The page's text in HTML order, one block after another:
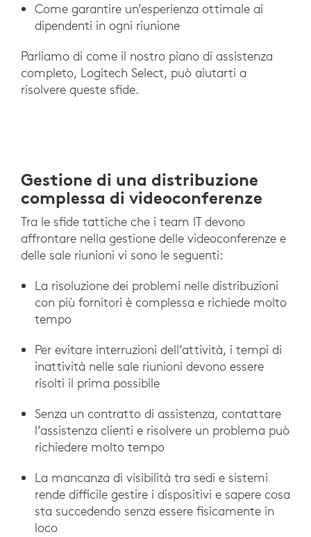
Come garantire un’esperienza ottimale ai
dipendenti in ogni riunione
Parliamo di come il nostro piano di assistenza
completo, Logitech Select, può aiutarti a
risolvere queste sfide.
Gestione di una distribuzione
complessa di videoconferenze
Tra le sfide tattiche che i team IT devono
affrontare nella gestione delle videoconferenze e
delle sale riunioni vi sono le seguenti:
La risoluzione dei problemi nelle distribuzioni
con più fornitori è complessa e richiede molto
tempo
Per evitare interruzioni dell’attività, i tempi di
inattività nelle sale riunioni devono essere
risolti il prima possibile
Senza un contratto di assistenza, contattare
l’assistenza clienti e risolvere un problema può
richiedere molto tempo
La mancanza di visibilità tra sedi e sistemi
rende difficile gestire i dispositivi e sapere cosa
sta succedendo senza essere fisicamente in
loco